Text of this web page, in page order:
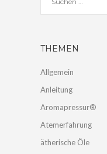
THEMEN
Allgemein
Anleitung
Aromapressur®
Atemerfahrung
ätherische Öle